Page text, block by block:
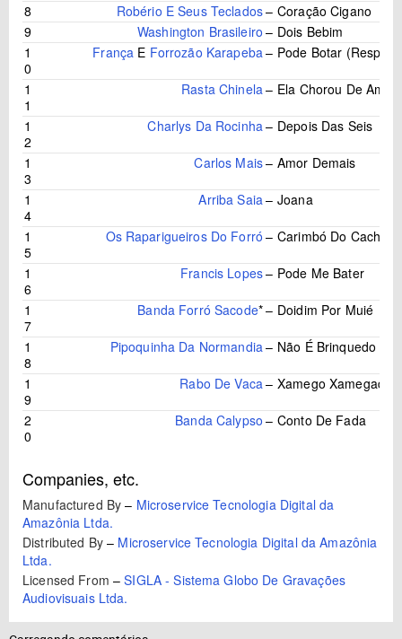
8
Robério E Seus Teclados– Coração Cigano
9
Washington Brasileiro – Dois Bebim
1
0
França E Forrozão Karapeba – Pode Botar
1
1
Rasta Chinela – Ela Chorou De Amor
1
2
Charlys Da Rocinha – Depois Das Seis
1
3
Carlos Mais– Amor Demais
1
4
Arriba Saia – Joana
1
5
Os Raparigueiros Do Forró – Carimbó Do
1
6
Francis Lopes– Pode Me Bater
1
7
Banda Forró Sacode*– Doidim Por Muié
1
8
Pipoquinha Da Normandia – Não É Brinquedo
1
9
Rabo De Vaca – Xamego Xamegado
2
0
Banda Calypso – Conto De Fada
Companies, etc.
Manufactured By – Microservice Tecnologia Digital da
Amazônia Ltda.
Distributed By– Microservice Tecnologia Digital da Amazônia
Ltda.
Licensed From –SIGLA - Sistema Globo De Gravações
Audiovisuais Ltda.